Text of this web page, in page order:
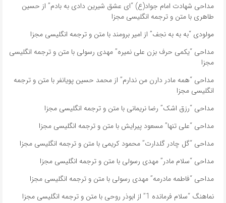
مداحی شهادت امام جواد(ع) “ای عشق شیرین دادی به بادم” از حسین
طاهری با متن و ترجمه انگلیسی مجزا
مولودی “به به به نجف” از امیر برومند با متن و ترجمه انگلیسی مجزا
مداحی “یکمی حرف بزن علی نمیره” مهدی رسولی با متن و ترجمه انگلیسی
مجزا
مداحی “همه مادر دارن من ندارم” از محمد حسین پویانفر با متن و ترجمه
انگلیسی مجزا
مداحی “رزق اشک” رضا نریمانی با متن و ترجمه انگلیسی مجزا
مداحی “علی تنها” مسعود پیرایش با متن و ترجمه انگلیسی مجزا
مداحی “گل چادر گلدارت” محمود کریمی با متن و ترجمه انگلیسی مجزا
مداحی “سلام مادر” مهدی رسولی با متن و ترجمه انگلیسی مجزا
مداحی “فاطمه مادرمه” مهدی رسولی با متن و ترجمه انگلیسی مجزا
نماهنگ “سلام فرمانده 1” از ابوذر روحی با متن و ترجمه انگلیسی مجزا